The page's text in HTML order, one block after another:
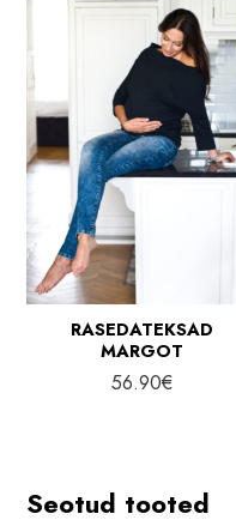
RASEDATEKSAD
MARGOT
56.90€
Seotud tooted